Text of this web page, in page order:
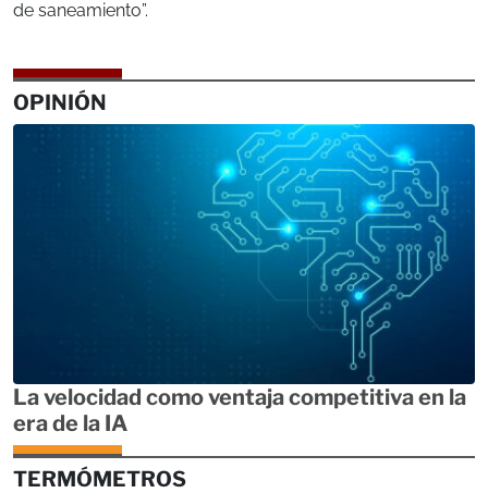
de saneamiento”.
OPINIÓN
La velocidad como ventaja competitiva en la
era de la IA
TERMÓMETROS